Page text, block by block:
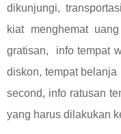
dikunjungi,
kiat menghemat
gratisan, info tempat
diskon, tempat belanja
second, info ratusan
yang harus dilakukan